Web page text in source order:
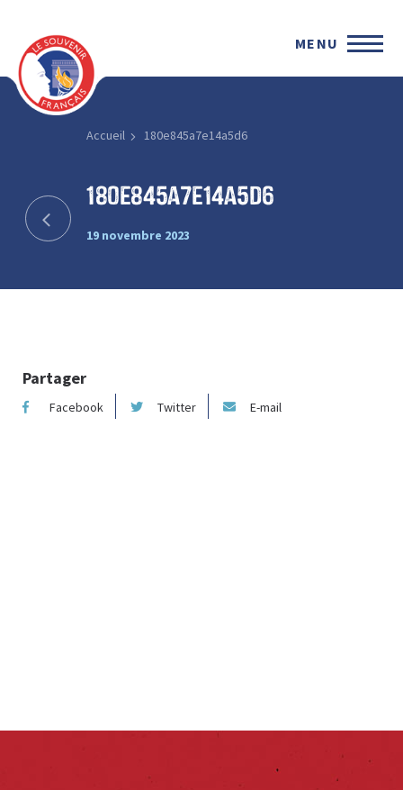
MENU
Accueil 180e845a7e14a5d6
180e845a7e14a5d6
19 novembre 2023
Partager
Facebook Twitter E-mail